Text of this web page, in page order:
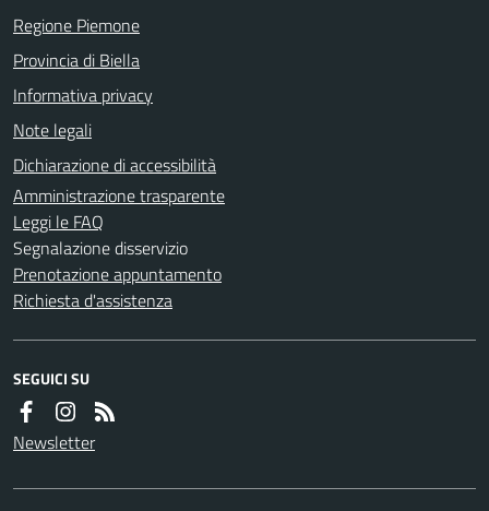
Regione Piemone
Provincia di Biella
Informativa privacy
Note legali
Dichiarazione di accessibilità
Amministrazione trasparente
Leggi le FAQ
Segnalazione disservizio
Prenotazione appuntamento
Richiesta d'assistenza
SEGUICI SU
Newsletter